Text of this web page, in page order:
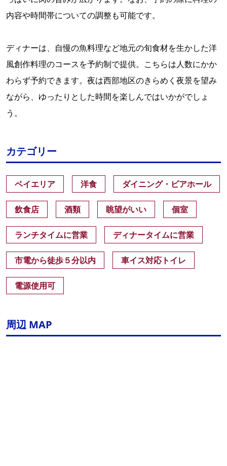
内容や時間帯についての調整も可能です。
ディナーは、自慢の魚料理など地元の旬食材を生かした洋
風創作料理のコースを予約制で提供。こちらは人数にかか
わらず予約できます。夜は西部地区のきらめく夜景を望み
ながら、ゆったりとした時間を楽しんではいかがでしょ
う。
カテゴリー
ベイエリア 洋食 ダイニング・ビアホール
飲食店 酒類 眺望がいい 個室
ランチタイムに営業 ディナータイムに営業
市電から徒歩５分以内 車イス対応トイレ
電源使用可
周辺 MAP